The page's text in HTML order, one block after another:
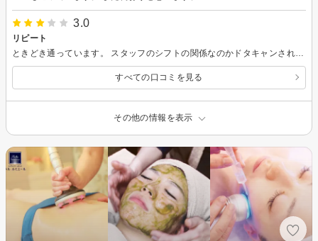
3.0
リピート
ときどき通っています。 スタッフのシフトの関係なのかドタキャンされることが度々あります。
すべての口コミを見る
その他の情報を表示